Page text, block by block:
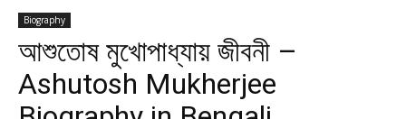
Biography
আশুতোষ মুখোপাধ্যায় জীবনী –
Ashutosh Mukherjee